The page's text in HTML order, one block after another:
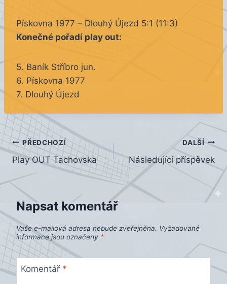
Pískovna 1977 – Dlouhý Újezd 5:1 (11:3)
Konečné pořadí play out:
5. Baník Stříbro jun.
6. Pískovna 1977
7. Dlouhý Újezd
Navigace
pro
příspěvek
PŘEDCHOZÍ
Play OUT Tachovska
DALŠÍ
Následující příspěvek
Napsat komentář
Vaše e-mailová adresa nebude zveřejněna. Vyžadované
informace jsou označeny *
Komentář *